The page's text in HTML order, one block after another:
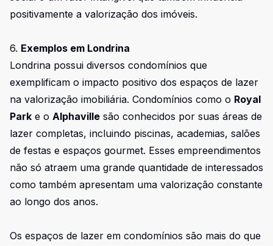
positivamente a valorização dos imóveis.
6. Exemplos em Londrina
Londrina possui diversos condomínios que
exemplificam o impacto positivo dos espaços de lazer
na valorização imobiliária. Condomínios como o Royal
Park e o Alphaville são conhecidos por suas áreas de
lazer completas, incluindo piscinas, academias, salões
de festas e espaços gourmet. Esses empreendimentos
não só atraem uma grande quantidade de interessados
como também apresentam uma valorização constante
ao longo dos anos.
Os espaços de lazer em condomínios são mais do que